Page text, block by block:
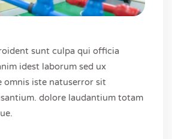
sunt culpa qui officia
idest laborum sed ux
omnis iste natuserror sit
dolore laudantium totam